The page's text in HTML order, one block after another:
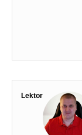
Lektor